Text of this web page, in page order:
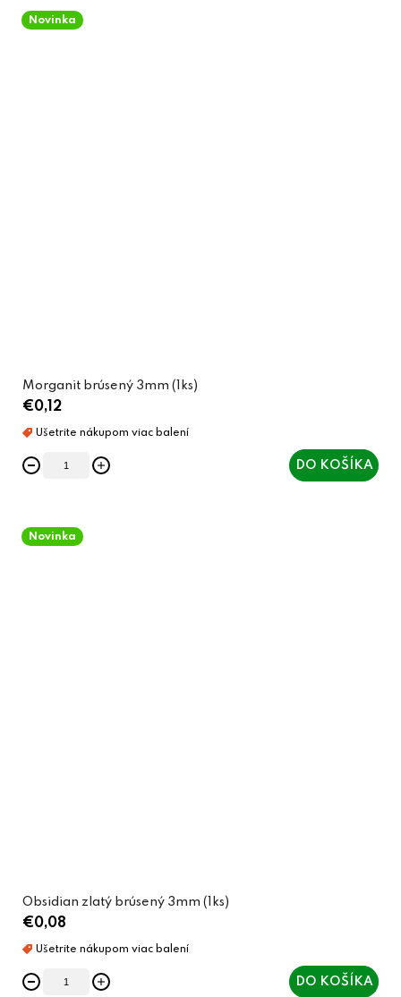
Novinka
Morganit brúsený 3mm (1ks)
€0,12
DO KOŠÍKA
Novinka
Obsidian zlatý brúsený 3mm (1ks)
€0,08
DO KOŠÍKA